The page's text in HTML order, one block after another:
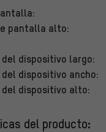
pantalla alto:
del dispositivo largo:
del dispositivo ancho:
del dispositivo alto:
del producto: